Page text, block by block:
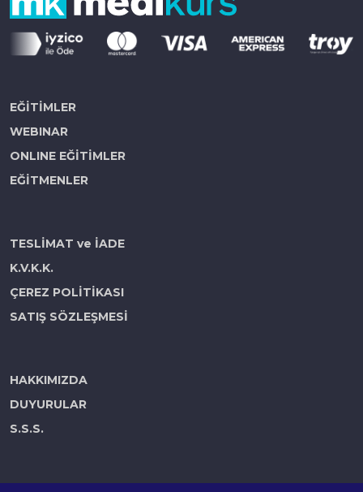
EĞİTİMLER
WEBINAR
ONLINE EĞİTİMLER
EĞİTMENLER
TESLİMAT ve İADE
K.V.K.K.
ÇEREZ POLİTİKASI
SATIŞ SÖZLEŞMESİ
HAKKIMIZDA
DUYURULAR
S.S.S.